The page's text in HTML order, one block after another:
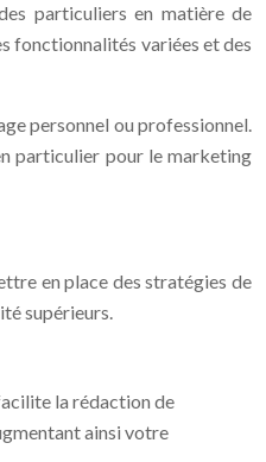
particuliers en matière de
fonctionnalités variées et des
personnel ou professionnel.
particulier pour le marketing
en place des stratégies de
supérieurs.
la rédaction de
ainsi votre